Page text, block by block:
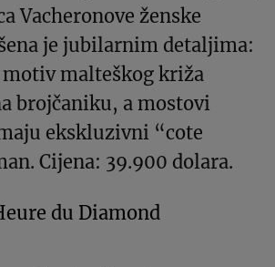
Vacheronove ženske
je jubilarnim detaljima:
malteškog križa
brojčaniku, a mostovi
ekskluzivni “cote
Cijena: 39.900 dolara.